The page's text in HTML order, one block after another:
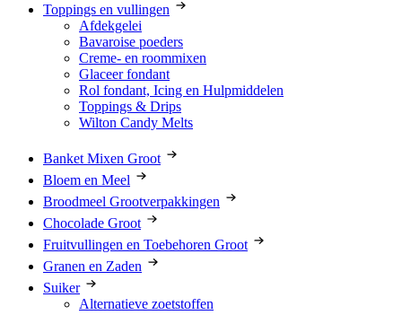
Toppings en vullingen
Afdekgelei
Bavaroise poeders
Creme- en roommixen
Glaceer fondant
Rol fondant, Icing en Hulpmiddelen
Toppings & Drips
Wilton Candy Melts
Banket Mixen Groot
Bloem en Meel
Broodmeel Grootverpakkingen
Chocolade Groot
Fruitvullingen en Toebehoren Groot
Granen en Zaden
Suiker
Alternatieve zoetstoffen